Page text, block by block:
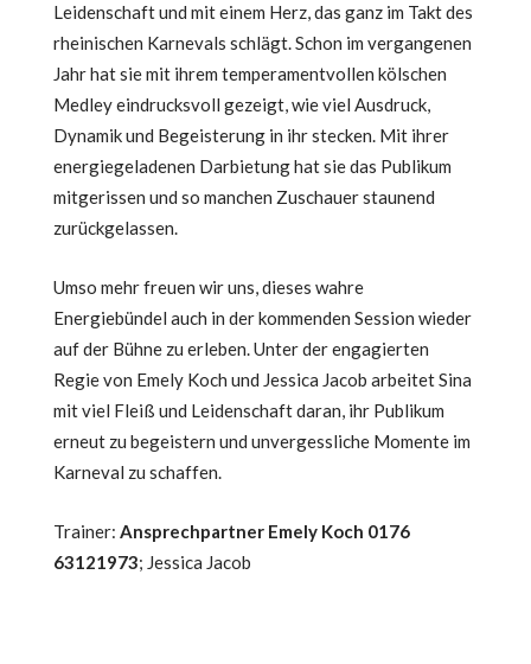
Leidenschaft und mit einem Herz, das ganz im Takt des
rheinischen Karnevals schlägt. Schon im vergangenen
Jahr hat sie mit ihrem temperamentvollen kölschen
Medley eindrucksvoll gezeigt, wie viel Ausdruck,
Dynamik und Begeisterung in ihr stecken. Mit ihrer
energiegeladenen Darbietung hat sie das Publikum
mitgerissen und so manchen Zuschauer staunend
zurückgelassen.
Umso mehr freuen wir uns, dieses wahre
Energiebündel auch in der kommenden Session wieder
auf der Bühne zu erleben. Unter der engagierten
Regie von Emely Koch und Jessica Jacob arbeitet Sina
mit viel Fleiß und Leidenschaft daran, ihr Publikum
erneut zu begeistern und unvergessliche Momente im
Karneval zu schaffen.
Trainer: Ansprechpartner Emely Koch 0176
63121973; Jessica Jacob